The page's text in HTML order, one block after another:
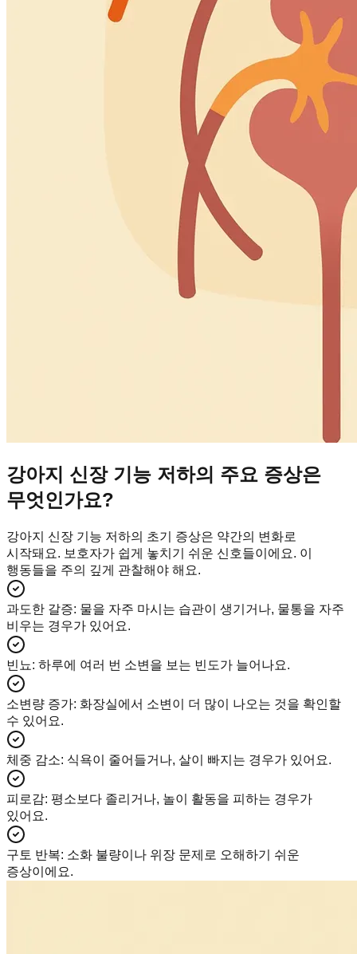
강아지 신장 기능 저하의 주요 증상은
무엇인가요?
강아지 신장 기능 저하의 초기 증상은 약간의 변화로
시작돼요. 보호자가 쉽게 놓치기 쉬운 신호들이에요. 이
행동들을 주의 깊게 관찰해야 해요.
과도한 갈증: 물을 자주 마시는 습관이 생기거나, 물통을 자주
비우는 경우가 있어요.
빈뇨: 하루에 여러 번 소변을 보는 빈도가 늘어나요.
소변량 증가: 화장실에서 소변이 더 많이 나오는 것을 확인할
수 있어요.
체중 감소: 식욕이 줄어들거나, 살이 빠지는 경우가 있어요.
피로감: 평소보다 졸리거나, 놀이 활동을 피하는 경우가
있어요.
구토 반복: 소화 불량이나 위장 문제로 오해하기 쉬운
증상이에요.